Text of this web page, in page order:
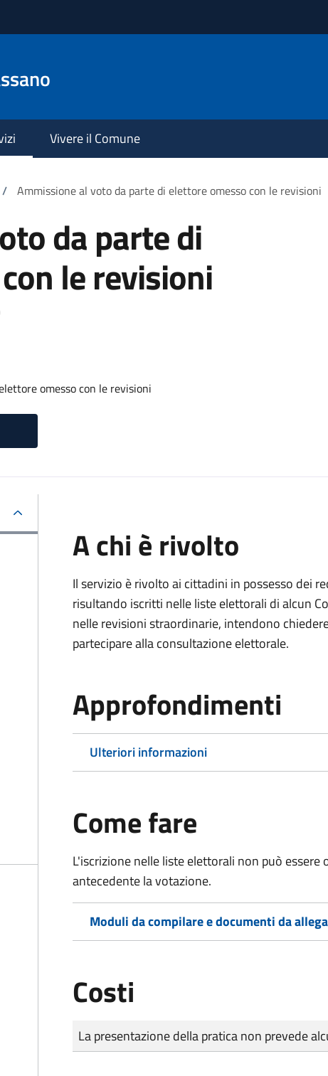
Vivere il Comune
/ Ammissione al voto da parte di elettore omesso con le revisioni
da parte di
le revisioni
omesso con le revisioni
A chi è rivolto
Il servizio è rivolto ai cittadini in possesso dei
risultando iscritti nelle liste elettorali di alcun
nelle revisioni straordinarie, intendono
partecipare alla consultazione elettorale.
Approfondimenti
Ulteriori informazioni
Come fare
L'iscrizione nelle liste elettorali non può
antecedente la votazione.
Moduli da compilare e documenti da
Costi
Tipo di pagamento
Importo
La presentazione della pratica non prevede